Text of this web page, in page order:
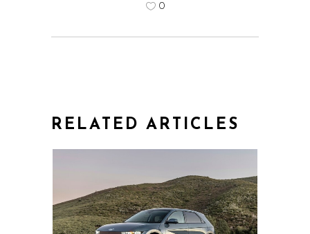
0
RELATED ARTICLES